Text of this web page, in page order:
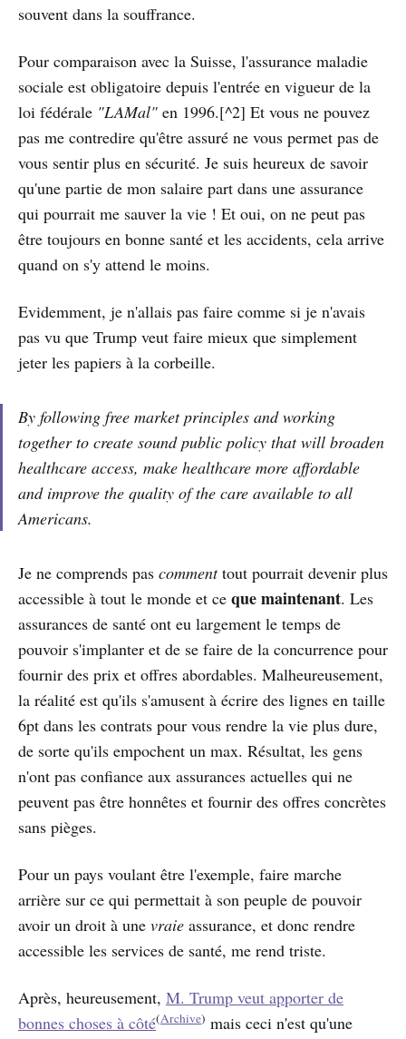
souvent dans la souffrance.
Pour comparaison avec la Suisse, l'assurance maladie
sociale est obligatoire depuis l'entrée en vigueur de la
loi fédérale "LAMal" en 1996.[^2] Et vous ne pouvez
pas me contredire qu'être assuré ne vous permet pas de
vous sentir plus en sécurité. Je suis heureux de savoir
qu'une partie de mon salaire part dans une assurance
qui pourrait me sauver la vie ! Et oui, on ne peut pas
être toujours en bonne santé et les accidents, cela arrive
quand on s'y attend le moins.
Evidemment, je n'allais pas faire comme si je n'avais
pas vu que Trump veut faire mieux que simplement
jeter les papiers à la corbeille.
By following free market principles and working
together to create sound public policy that will broaden
healthcare access, make healthcare more affordable
and improve the quality of the care available to all
Americans.
Je ne comprends pas commenttout pourrait devenir plus
accessible à tout le monde et ce que maintenant. Les
assurances de santé ont eu largement le temps de
pouvoir s'implanter et de se faire de la concurrence pour
fournir des prix et offres abordables. Malheureusement,
la réalité est qu'ils s'amusent à écrire des lignes en taille
6pt dans les contrats pour vous rendre la vie plus dure,
de sorte qu'ils empochent un max. Résultat, les gens
n'ont pas confiance aux assurances actuelles qui ne
peuvent pas être honnêtes et fournir des offres concrètes
sans pièges.
Pour un pays voulant être l'exemple, faire marche
arrière sur ce qui permettait à son peuple de pouvoir
avoir un droit à une vraie assurance, et donc rendre
accessible les services de santé, me rend triste.
Après, heureusement, M. Trump veut apporter de
bonnes choses à côté(Archive) mais ceci n'est qu'une